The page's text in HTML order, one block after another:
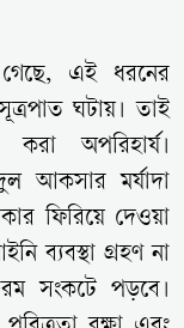
এই ধরনের
ঘটায়। তাই
অপরিহার্য।
আকসার মর্যাদা
ফিরিয়ে দেওয়া
ব্যবস্থা গ্রহণ না
সংকটে পড়বে।